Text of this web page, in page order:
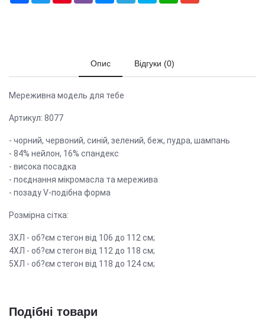
Опис Відгуки (0)
Мереживна модель для тебе
Артикул: 8077
- чорний, червоний, синій, зелений, беж, пудра, шампань
- 84% нейлон, 16% спандекс
- висока посадка
- поєднання мікромасла та мережива
- позаду V-подібна форма
Розмірна сітка:
3ХЛ - об?єм стегон від 106 до 112 см;
4ХЛ - об?єм стегон від 112 до 118 см;
5ХЛ - об?єм стегон від 118 до 124 см;
Подібні товари